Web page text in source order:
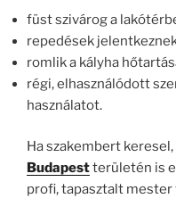
füst szivárog a
repedések
romlik a kályha
régi, elhasználódott
használatot.
Ha szakembert keresel,
Budapestterületén is
profi, tapasztalt mester